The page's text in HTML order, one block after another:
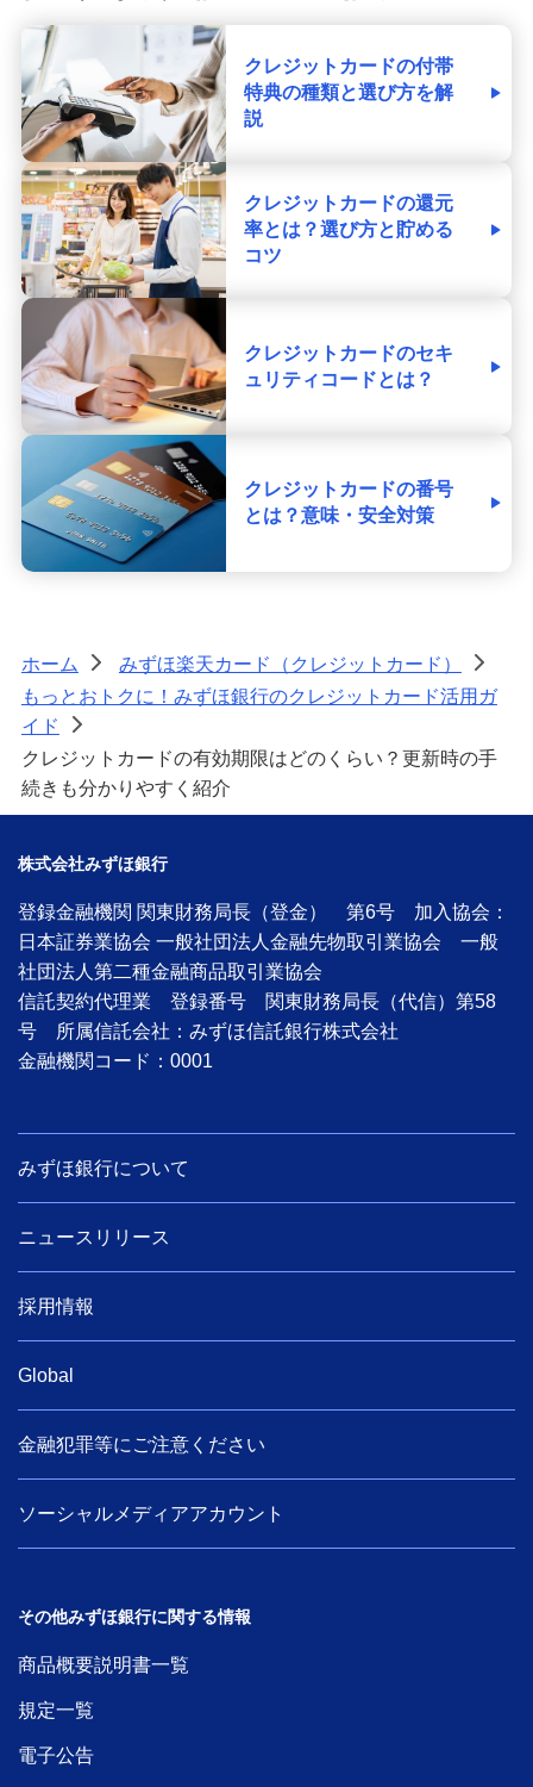
クレジットカードの付帯
特典の種類と選び方を解
説
クレジットカードの還元
率とは？選び方と貯める
コツ
クレジットカードのセキ
ュリティコードとは？
クレジットカードの番号
とは？意味・安全対策
ホーム > みずほ楽天カード（クレジットカード）
>
もっとおトクに！みずほ銀行のクレジットカード活用ガ
イド
>
クレジットカードの有効期限はどのくらい？更新時の手
続きも分かりやすく紹介
株式会社みずほ銀行
登録金融機関 関東財務局長（登金） 第6号 加入協会：
日本証券業協会 一般社団法人金融先物取引業協会 一般
社団法人第二種金融商品取引業協会
信託契約代理業 登録番号 関東財務局長（代信）第58
号 所属信託会社：みずほ信託銀行株式会社
金融機関コード：0001
みずほ銀行について
ニュースリリース
採用情報
Global
金融犯罪等にご注意ください
ソーシャルメディアアカウント
その他みずほ銀行に関する情報
商品概要説明書一覧
規定一覧
電子公告